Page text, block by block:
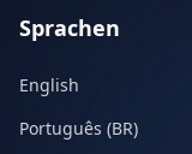
Sprachen
English
Português (BR)